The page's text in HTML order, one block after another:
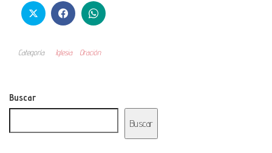
Categoría Iglesia Oración
Buscar
Buscar